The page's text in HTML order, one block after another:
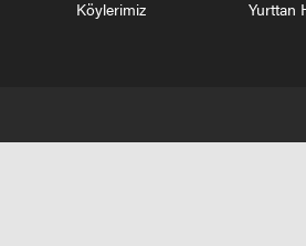
Köylerimiz
Yurttan